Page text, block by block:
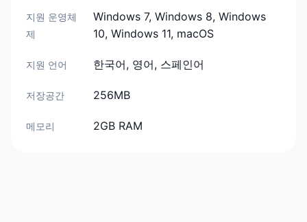
지원 운영체
제
Windows 7, Windows 8, Windows
10, Windows 11, macOS
지원 언어 한국어, 영어, 스페인어
저장공간 256MB
메모리 2GB RAM